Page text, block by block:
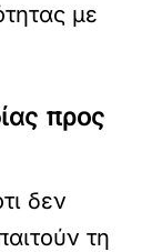
με
προς
δεν
τη